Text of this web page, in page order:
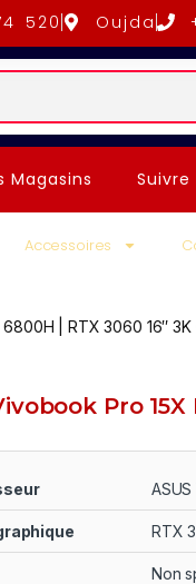
520 Oujda
Magasins Suivre
Accessoires
| RTX 3060 16″ 3K
Pro 15X
RTX
Non